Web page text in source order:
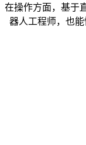
在操作方面，基于
器人工程师，也能